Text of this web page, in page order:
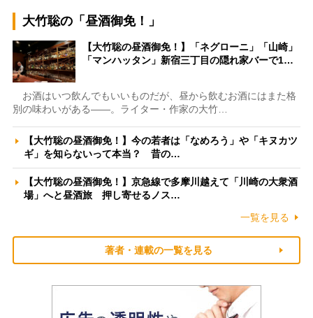
大竹聡の「昼酒御免！」
【大竹聡の昼酒御免！】「ネグローニ」「山崎」
「マンハッタン」新宿三丁目の隠れ家バーで1…
お酒はいつ飲んでもいいものだが、昼から飲むお酒にはまた格
別の味わいがある――。ライター・作家の大竹…
【大竹聡の昼酒御免！】今の若者は「なめろう」や「キヌカツ
ギ」を知らないって本当？ 昔の…
【大竹聡の昼酒御免！】京急線で多摩川越えて「川崎の大衆酒
場」へと昼酒旅 押し寄せるノス…
一覧を見る
著者・連載の一覧を見る